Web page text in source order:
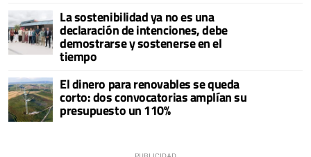
La sostenibilidad ya no es una
declaración de intenciones, debe
demostrarse y sostenerse en el
tiempo
El dinero para renovables se queda
corto: dos convocatorias amplían su
presupuesto un 110%